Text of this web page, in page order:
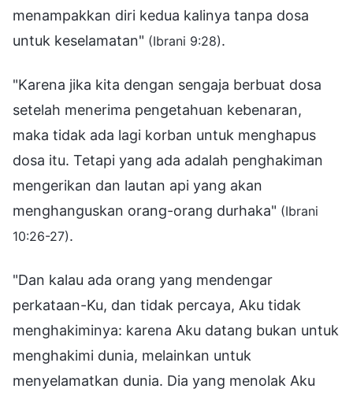
menampakkan diri kedua kalinya tanpa dosa
untuk keselamatan" (Ibrani 9:28).
"Karena jika kita dengan sengaja berbuat dosa
setelah menerima pengetahuan kebenaran,
maka tidak ada lagi korban untuk menghapus
dosa itu. Tetapi yang ada adalah penghakiman
mengerikan dan lautan api yang akan
menghanguskan orang-orang durhaka" (Ibrani
10:26-27).
"Dan kalau ada orang yang mendengar
perkataan-Ku, dan tidak percaya, Aku tidak
menghakiminya: karena Aku datang bukan untuk
menghakimi dunia, melainkan untuk
menyelamatkan dunia. Dia yang menolak Aku